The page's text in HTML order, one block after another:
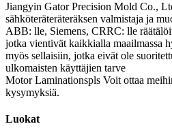
Jiangyin Gator Precision Mold Co.,
sähköteräteräteräksen valmistaja ja
ABB: lle, Siemens, CRRC: lle
jotka vientivät kaikkialla maailmassa
myös sellaisiin, jotka eivät ole
ulkomaisten käyttäjien tarve
Motor Laminationspls Voit ottaa
kysymyksiä.
Luokat